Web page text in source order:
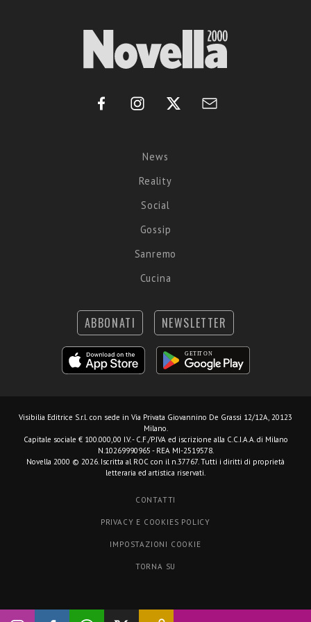
News
Reality
Social
Gossip
Sanremo
Cucina
ABBONATI NEWSLETTER
Visibilia Editrice S.r.l. con sede in Via Privata Giovannino De Grassi 12/12A, 20123
Milano.
Capitale sociale € 100.000,00 I.V. - C.F./P.IVA ed iscrizione alla C.C.I.A.A. di Milano
N.10269990965 - REA MI-2519578.
Novella 2000 © 2026. Iscritta al ROC con il n.37767. Tutti i diritti di proprietà
letteraria ed artistica riservati.
CONTATTI
PRIVACY E COOKIES POLICY
IMPOSTAZIONI COOKIE
TORNA SU